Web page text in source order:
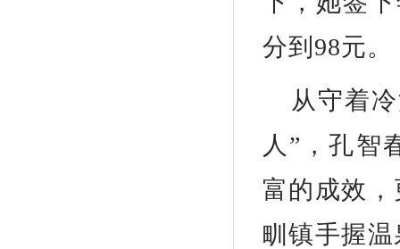
分到98元。
从守着
人”，孔智
富的成效
甽镇手握